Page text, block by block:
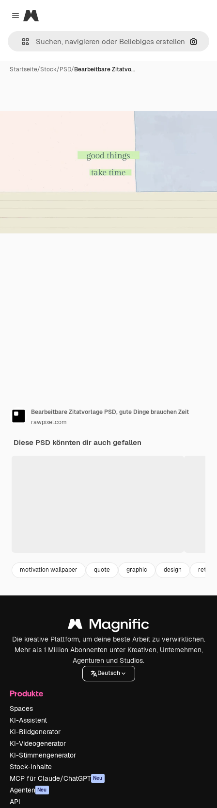
Close menu
Magnific
Nach
Startseite/Stock/PSD/Bearbeitbare Zitatvo…
Bearbeitbare Zitatvorlage PSD, gute Dinge brauchen Zeit
rawpixel.com
Diese PSD könnten dir auch gefallen
motivation wallpaper quote graphic design retro
Die kreative Plattform, um deine beste Arbeit zu verwirklichen.
Mehr als 1 Million Abonnenten unter Kreativen, Unternehmen,
Agenturen und Studios.
Deutsch
Produkte
Spaces
KI-Assistent
KI-Bildgenerator
KI-Videogenerator
KI-Stimmengenerator
Stock-Inhalte
MCP für Claude/ChatGPT Neu
Agenten Neu
API